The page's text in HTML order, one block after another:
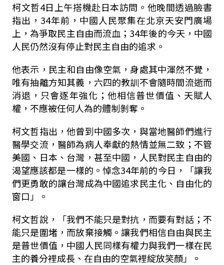
柯文哲4日上午搭機赴日本訪問。他晚間透過臉書
指出，34年前，中國人民聚集在北京天安門廣場
上，為爭取民主自由而流血；34年後的今天，中國
人民仍然沒有停止對民主自由的追求。
他表示，民主和自由像空氣，身處其中渾然不覺，
唯有抽離方知其義，六四的教訓不會隨時間流逝而
消退，只會逐年強化；他相信普世價值、天賦人
權，不應被任何人為的體制剝奪。
柯文哲指出，他曾到中國多次，與當地醫師們進行
醫學交流，醫師為病人奉獻的熱情並無二致；不管
美國、日本、台灣，甚至中國，人民對民主自由的
渴望應該都是一樣的。悼念34年前的今日，「讓我
們更勇敢的讓台灣成為中國追求民主化、自由化的
窗口」。
柯文哲說，「我們不能只是對抗，而要有對話；不
能只是圍堵，而放棄接觸。讓我們相信自由與民主
是普世價值，中國人民同樣有權力與我們一樣在民
主的養分裡成長、在自由的空氣裡綻放笑顏」。